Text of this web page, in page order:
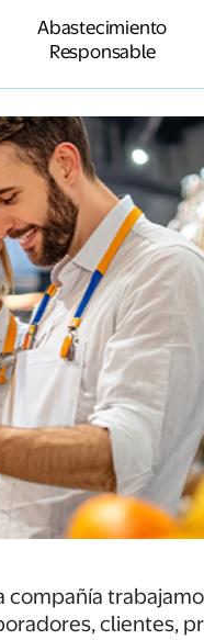
Abastecimiento
Responsable
compañía
clientes,